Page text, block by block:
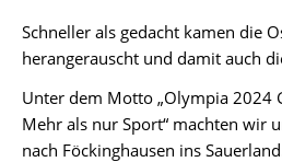
Gruppen
Veranstaltungen
Schneller als gedacht kamen die
herangerauscht und damit auch
Unter dem Motto „Olympia 2024
Mehr als nur Sport“ machten wir
nach Föckinghausen ins